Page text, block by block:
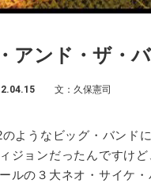
アンド・ザ・
文：久保憲司
ようなビッグ・バンド
ジョンだったんですけ
ルの３大ネオ・サイケ